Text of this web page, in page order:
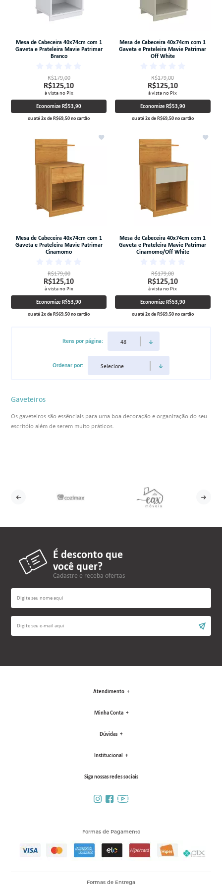
Mesa de Cabeceira 40x74cm com 1
Gaveta e Prateleira Mavie Patrimar
Branco
R$179,00
R$125,10
à vista no Pix
EconomizeR$53,90
ou até2xdeR$69,50no cartão
Mesa de Cabeceira 40x74cm com 1
Gaveta e Prateleira Mavie Patrimar
Off White
R$179,00
R$125,10
à vista no Pix
Economize R$53,90
ou até2xdeR$69,50no cartão
Mesa de Cabeceira 40x74cm com 1
Gaveta e Prateleira Mavie Patrimar
Cinamomo
R$179,00
R$125,10
à vista no Pix
EconomizeR$53,90
ou até2xdeR$69,50no cartão
Mesa de Cabeceira 40x74cm com 1
Gaveta e Prateleira Mavie Patrimar
Cinamomo/Off White
R$179,00
R$125,10
à vista no Pix
Economize R$53,90
ou até2xdeR$69,50no cartão
Itens por página:
Ordenar por:
Gaveteiros
Os gaveteiros são essênciais para uma boa decoração e organização do seu
escritóio além de serem muito práticos.
É desconto que
você quer?
Cadastre e receba ofertas
Atendimento
Minha Conta
Dúvidas
Institucional
Siga nossas redes sociais
Formas de Pagamento
Formas de Entrega